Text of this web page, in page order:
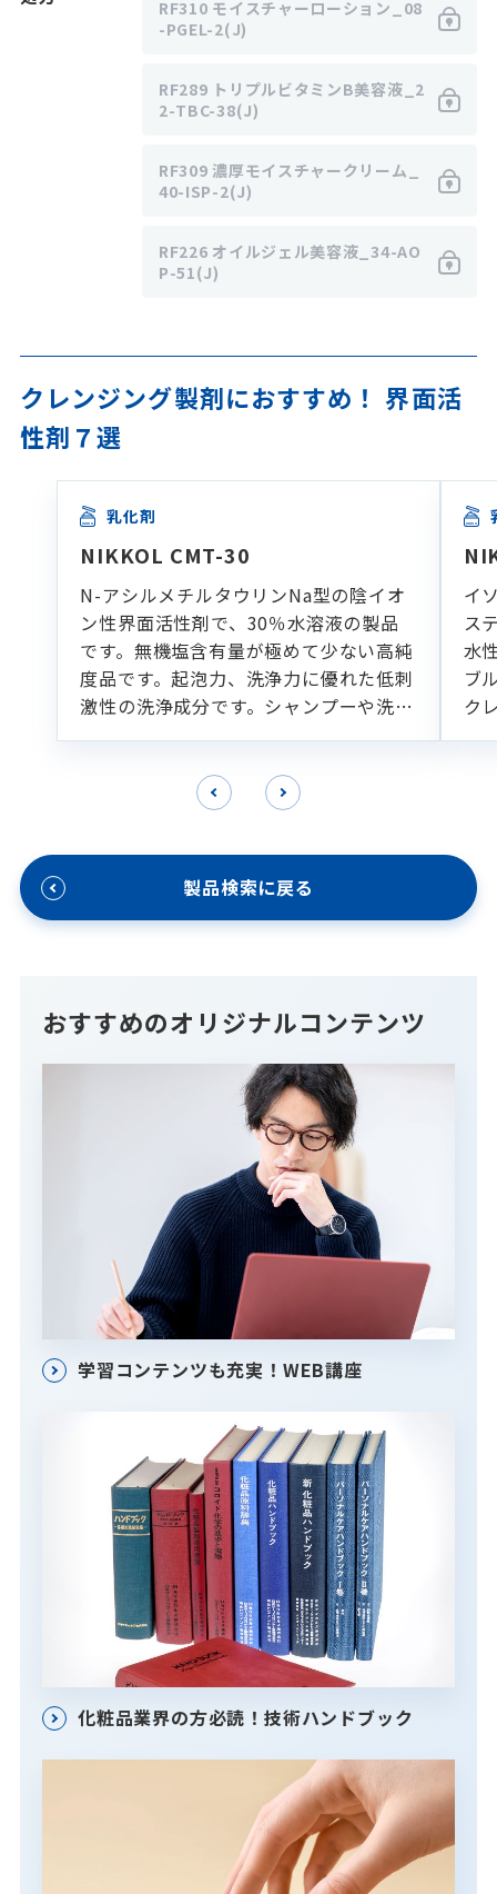
RF310 モイスチャーローション_08
-PGEL-2(J)
RF289 トリプルビタミンB美容液_2
2-TBC-38(J)
RF309 濃厚モイスチャークリーム_
40-ISP-2(J)
RF226 オイルジェル美容液_34-AO
P-51(J)
クレンジング製剤におすすめ！ 界面活
性剤７選
乳化剤
NIKKOL CMT-30
N-アシルメチルタウリンNa型の陰イオ
ン性界面活性剤で、30％水溶液の製品
です。無機塩含有量が極めて少ない高純
度品です。起泡力、洗浄力に優れた低刺
激性の洗浄成分です。シャンプーや洗顔
フォームなどの各種洗浄製剤に適してい
イ
ス
水
ブ
ク
製品検索に戻る
おすすめのオリジナルコンテンツ
学習コンテンツも充実！WEB講座
化粧品業界の方必読！技術ハンドブック